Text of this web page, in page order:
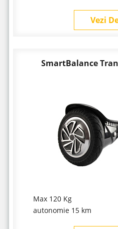
Vezi
SmartBalance
Max 120 Kg
autonomie 15 km